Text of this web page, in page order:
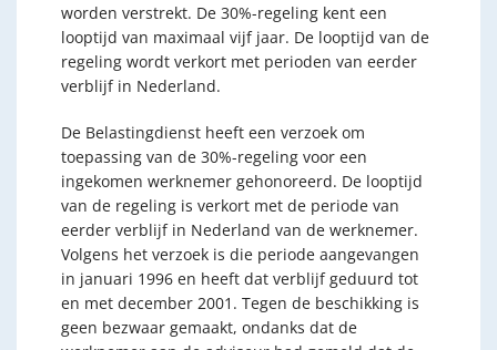
worden verstrekt. De 30%-regeling kent een
looptijd van maximaal vijf jaar. De looptijd van de
regeling wordt verkort met perioden van eerder
verblijf in Nederland.
De Belastingdienst heeft een verzoek om
toepassing van de 30%-regeling voor een
ingekomen werknemer gehonoreerd. De looptijd
van de regeling is verkort met de periode van
eerder verblijf in Nederland van de werknemer.
Volgens het verzoek is die periode aangevangen
in januari 1996 en heeft dat verblijf geduurd tot
en met december 2001. Tegen de beschikking is
geen bezwaar gemaakt, ondanks dat de